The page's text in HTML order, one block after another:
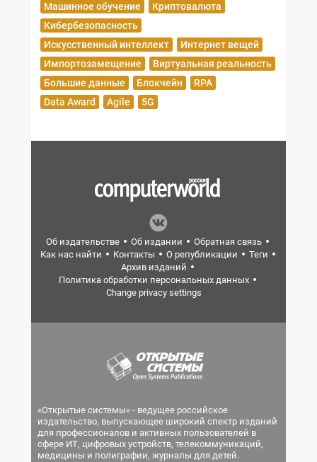
Машинное обучение
Криптовалюта
Кибербезопасность
Искусственный интеллект
Интернет вещей
Импортозамещение
Виртуальная реальность
Большие данные
Блокчейн
RPA
Data Award
Agile 5G
Об издательстве Об издании
Обратная связь
Как нас найти
Контакты О републикации
Теги
Архив изданий
Политика обработки персональных данных
Change privacy settings
«Открытые системы» - ведущее российское
издательство, выпускающее широкий спектр изданий
для профессионалов и активных пользователей в
сфере ИТ, цифровых устройств, телекоммуникаций,
медицины и полиграфии, журналы для детей.